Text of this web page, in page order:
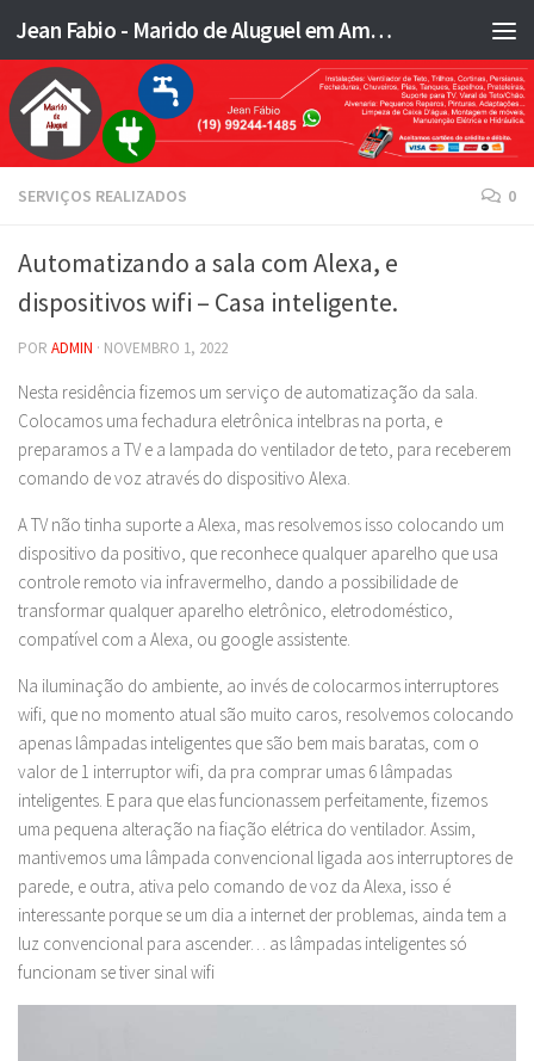
Skip to content Jean Fabio - Marido de Aluguel em Americana SP e região - JFMA
SERVIÇOS REALIZADOS 0
Automatizando a sala com Alexa, e
dispositivos wifi – Casa inteligente.
POR ADMIN · NOVEMBRO 1, 2022
Nesta residência fizemos um serviço de automatização da sala.
Colocamos uma fechadura eletrônica intelbras na porta, e
preparamos a TV e a lampada do ventilador de teto, para receberem
comando de voz através do dispositivo Alexa.
A TV não tinha suporte a Alexa, mas resolvemos isso colocando um
dispositivo da positivo, que reconhece qualquer aparelho que usa
controle remoto via infravermelho, dando a possibilidade de
transformar qualquer aparelho eletrônico, eletrodoméstico,
compatível com a Alexa, ou google assistente.
Na iluminação do ambiente, ao invés de colocarmos interruptores
wifi, que no momento atual são muito caros, resolvemos colocando
apenas lâmpadas inteligentes que são bem mais baratas, com o
valor de 1 interruptor wifi, da pra comprar umas 6 lâmpadas
inteligentes. E para que elas funcionassem perfeitamente, fizemos
uma pequena alteração na fiação elétrica do ventilador. Assim,
mantivemos uma lâmpada convencional ligada aos interruptores de
parede, e outra, ativa pelo comando de voz da Alexa, isso é
interessante porque se um dia a internet der problemas, ainda tem a
luz convencional para ascender… as lâmpadas inteligentes só
funcionam se tiver sinal wifi